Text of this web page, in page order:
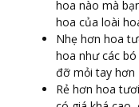
hoa nào mà
hoa của loài
Nhẹ hơn hoa
hoa như các
đỡ mỏi tay hơn
Rẻ hơn hoa